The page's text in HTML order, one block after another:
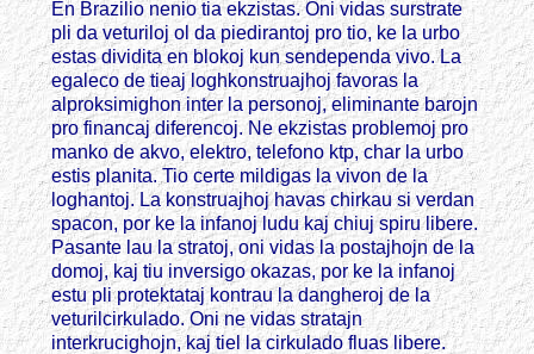
En Brazilio nenio tia ekzistas. Oni vidas surstrate
pli da veturiloj ol da piedirantoj pro tio, ke la urbo
estas dividita en blokoj kun sendependa vivo. La
egaleco de tieaj loghkonstruajhoj favoras la
alproksimighon inter la personoj, eliminante barojn
pro financaj diferencoj. Ne ekzistas problemoj pro
manko de akvo, elektro, telefono ktp, char la urbo
estis planita. Tio certe mildigas la vivon de la
loghantoj. La konstruajhoj havas chirkau si verdan
spacon, por ke la infanoj ludu kaj chiuj spiru libere.
Pasante lau la stratoj, oni vidas la postajhojn de la
domoj, kaj tiu inversigo okazas, por ke la infanoj
estu pli protektataj kontrau la dangheroj de la
veturilcirkulado. Oni ne vidas stratajn
interkrucighojn, kaj tiel la cirkulado fluas libere.